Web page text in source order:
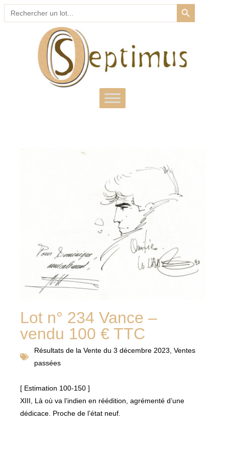
Search
for:
SEARCH BUTTON
Lot n° 234 Vance –
vendu 100 € TTC
Résultats de la Vente du 3 décembre 2023 Ventes
passées
[ Estimation 100-150 ]
XIII, Là où va l’indien en réédition, agrémenté d’une
dédicace. Proche de l’état neuf.